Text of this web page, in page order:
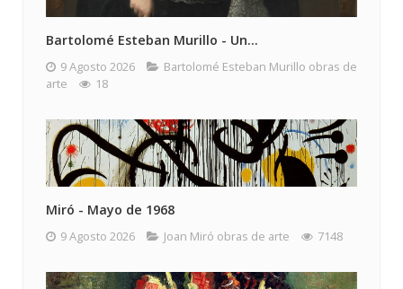
Bartolomé Esteban Murillo - Un...
9 Agosto 2026
Bartolomé Esteban Murillo obras de
arte
18
Miró - Mayo de 1968
9 Agosto 2026 Joan Miró obras de arte 7148